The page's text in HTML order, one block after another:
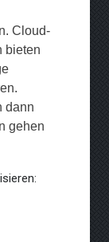
Cloud-
bieten
dann
gehen